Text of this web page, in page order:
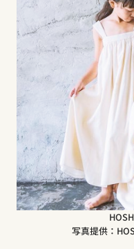
写真提供：